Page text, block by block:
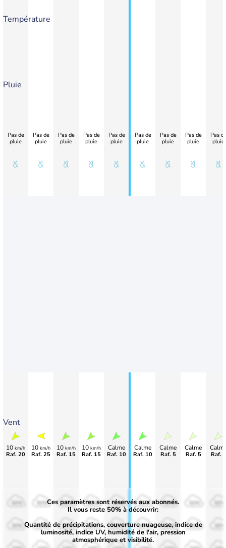
Température
Pluie
Vent
Pas de
pluie
10 km/h
Raf. 20
Pas de
pluie
10 km/h
Raf. 25
Pas de
pluie
10 km/h
Raf. 15
Pas de
pluie
10 km/h
Raf. 15
Pas de
pluie
Calme
Raf. 10
Pas de
pluie
Calme
Raf. 10
Pas de
pluie
Calme
Raf. 5
Pas de
pluie
Calme
Raf. 5
Pas
pluie
Raf. 5
50%
30%
50%
30%
50%
30%
50%
30%
50%
30%
50%
30%
50%
30%
Ces paramètres sont réservés aux abonnés.
Il vous reste 50% à découvrir:
Quantité de précipitations, couverture nuageuse, indice de
luminosité, indice UV, humidité de l'air, pression
atmosphérique et visibilité.